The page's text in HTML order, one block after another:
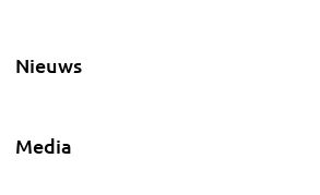
Nieuws
Media